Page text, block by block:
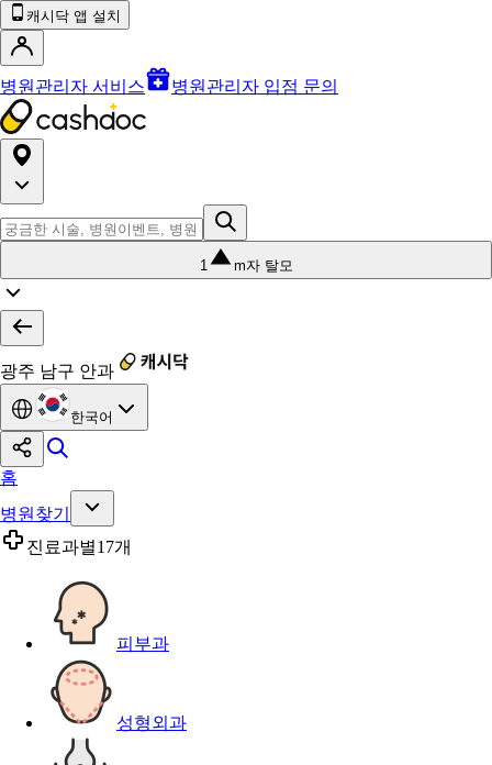
캐시닥 앱 설치
병원관리자 서비스 병원관리자 입점 문의
1 m자 탈모
광주 남구 안과
한국어
홈
병원찾기
진료과별17개
피부과
성형외과